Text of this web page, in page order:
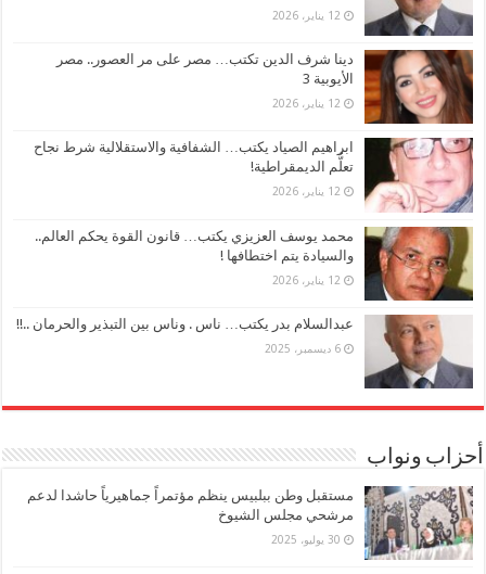
12 يناير، 2026
دينا شرف الدين تكتب… مصر على مر العصور.. مصر
الأيوبية 3
12 يناير، 2026
ابراهيم الصياد يكتب… الشفافية والاستقلالية شرط نجاح
تعلُّم الديمقراطية!
12 يناير، 2026
محمد يوسف العزيزي يكتب… قانون القوة يحكم العالم..
والسيادة يتم اختطافها !
12 يناير، 2026
عبدالسلام بدر يكتب… ناس . وناس بين التبذير والحرمان ..!!
6 ديسمبر، 2025
أحزاب ونواب
مستقبل وطن ببلبيس ينظم مؤتمراً جماهيرياً حاشدا لدعم
مرشحي مجلس الشيوخ
30 يوليو، 2025